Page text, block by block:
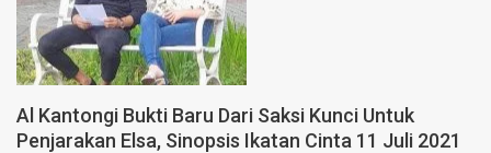
Al Kantongi Bukti Baru Dari Saksi Kunci Untuk
Penjarakan Elsa, Sinopsis Ikatan Cinta 11 Juli 2021